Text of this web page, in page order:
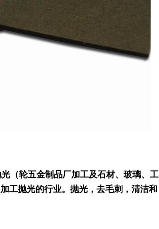
（轮五金制品厂加工及石材、玻璃、工
工抛光的行业。抛光，去毛刺，清洁和